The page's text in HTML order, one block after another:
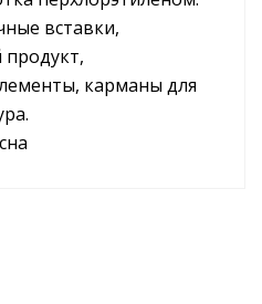
вставки,
продукт,
карманы для